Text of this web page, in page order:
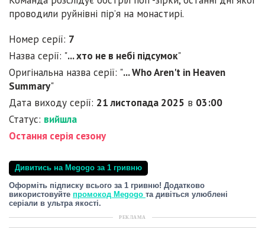
проводили руйнівні пір’я на монастирі.
Номер серії: 7
Назва серії: "... хто не в небі підсумок"
Оригінальна назва серії: "... Who Aren't in Heaven
Summary"
Дата виходу серії: 21 листопада 2025 в 03:00
Статус: вийшла
Остання серія сезону
Дивитись на Megogo за 1 гривню
Оформіть підписку всього за 1 гривню! Додатково
використовуйте промокод Megogo та дивіться улюблені
серіали в ультра якості.
РЕКЛАМА